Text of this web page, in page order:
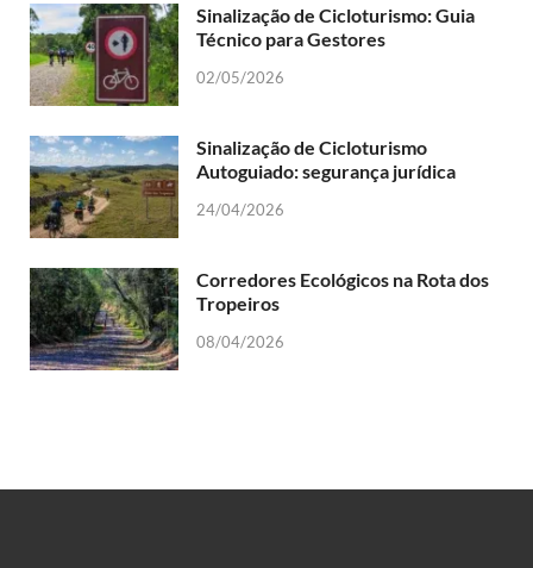
Sinalização de Cicloturismo: Guia
Técnico para Gestores
02/05/2026
Sinalização de Cicloturismo
Autoguiado: segurança jurídica
24/04/2026
Corredores Ecológicos na Rota dos
Tropeiros
08/04/2026